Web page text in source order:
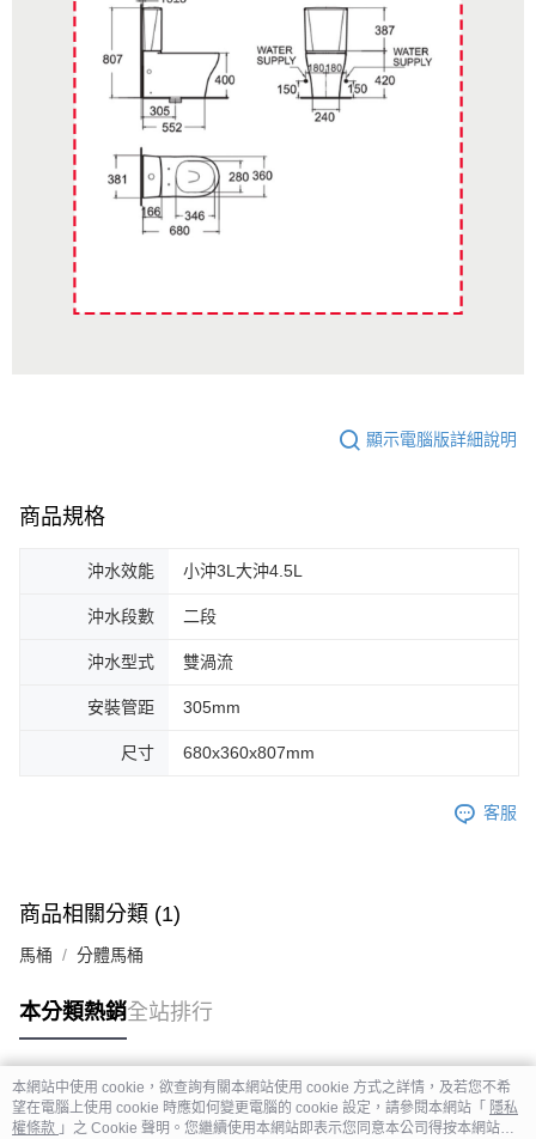
顯示電腦版詳細說明
商品規格
沖水效能 小沖3L大沖4.5L
沖水段數 二段
沖水型式 雙渦流
安裝管距 305mm
尺寸 680x360x807mm
客服
商品相關分類 (1)
馬桶 分體馬桶
本分類熱銷全站排行
熱門標籤
本網站中使用 cookie，欲查詢有關本網站使用 cookie 方式之詳情，及若您不希
望在電腦上使用 cookie 時應如何變更電腦的 cookie 設定，請參閱本網站「 隱私
權條款 」之 Cookie 聲明。您繼續使用本網站即表示您同意本公司得按本網站使